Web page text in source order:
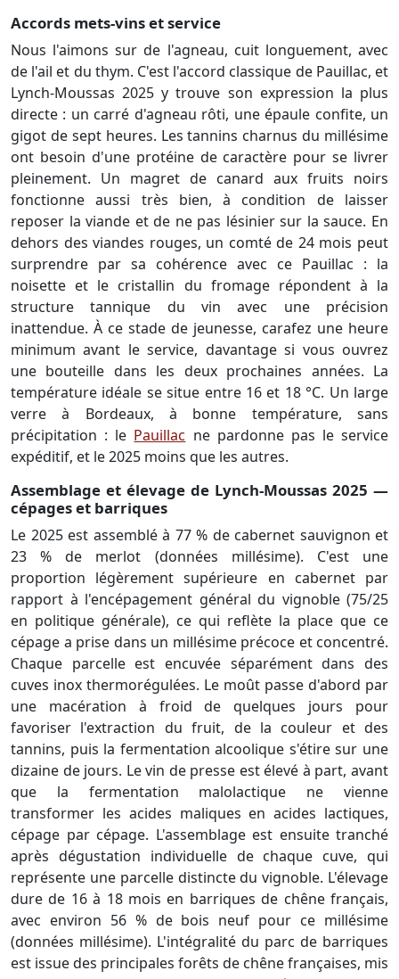
Accords mets-vins et service
Nous l'aimons sur de l'agneau, cuit longuement, avec
de l'ail et du thym. C'est l'accord classique de Pauillac, et
Lynch-Moussas 2025 y trouve son expression la plus
directe : un carré d'agneau rôti, une épaule confite, un
gigot de sept heures. Les tannins charnus du millésime
ont besoin d'une protéine de caractère pour se livrer
pleinement. Un magret de canard aux fruits noirs
fonctionne aussi très bien, à condition de laisser
reposer la viande et de ne pas lésinier sur la sauce. En
dehors des viandes rouges, un comté de 24 mois peut
surprendre par sa cohérence avec ce Pauillac : la
noisette et le cristallin du fromage répondent à la
structure tannique du vin avec une précision
inattendue. À ce stade de jeunesse, carafez une heure
minimum avant le service, davantage si vous ouvrez
une bouteille dans les deux prochaines années. La
température idéale se situe entre 16 et 18 °C. Un large
verre à Bordeaux, à bonne température, sans
précipitation : le Pauillac ne pardonne pas le service
expéditif, et le 2025 moins que les autres.
Assemblage et élevage de Lynch-Moussas 2025 —
cépages et barriques
Le 2025 est assemblé à 77 % de cabernet sauvignon et
23 % de merlot (données millésime). C'est une
proportion légèrement supérieure en cabernet par
rapport à l'encépagement général du vignoble (75/25
en politique générale), ce qui reflète la place que ce
cépage a prise dans un millésime précoce et concentré.
Chaque parcelle est encuvée séparément dans des
cuves inox thermorégulées. Le moût passe d'abord par
une macération à froid de quelques jours pour
favoriser l'extraction du fruit, de la couleur et des
tannins, puis la fermentation alcoolique s'étire sur une
dizaine de jours. Le vin de presse est élevé à part, avant
que la fermentation malolactique ne vienne
transformer les acides maliques en acides lactiques,
cépage par cépage. L'assemblage est ensuite tranché
après dégustation individuelle de chaque cuve, qui
représente une parcelle distincte du vignoble. L'élevage
dure de 16 à 18 mois en barriques de chêne français,
avec environ 56 % de bois neuf pour ce millésime
(données millésime). L'intégralité du parc de barriques
est issue des principales forêts de chêne françaises, mis